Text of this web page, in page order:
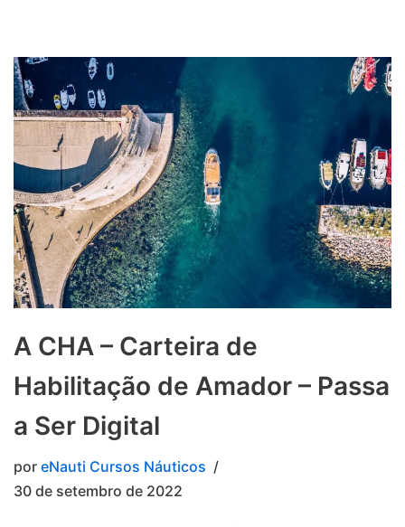
A CHA – Carteira de
Habilitação de Amador – Passa
a Ser Digital
por eNauti Cursos Náuticos
30 de setembro de 2022